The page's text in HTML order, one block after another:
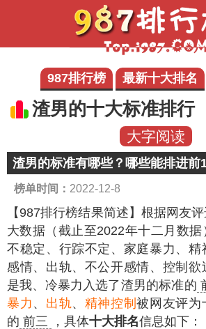
987排行榜 最新十大排名
渣男的十大标准排行
大字阅读
渣男的标准有哪些？哪些能排进前
榜单时间： 2022-12-8
【987排行榜结果简述】 根据网友
大数据（截止至2022年十二月数
不稳定、行踪不定、家庭暴力、精
感情、出轨、不公开感情、控制欲
是我、冷暴力入选了渣男的标准的
暴力 、 出轨、 精神控制被网友评为
的 前三 ，具体十大排名信息如下：